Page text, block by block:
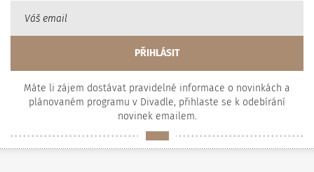
Máte li zájem dostávat pravidelné informace o novinkách a
plánovaném programu v Divadle, přihlaste se k odebírání
novinek emailem.